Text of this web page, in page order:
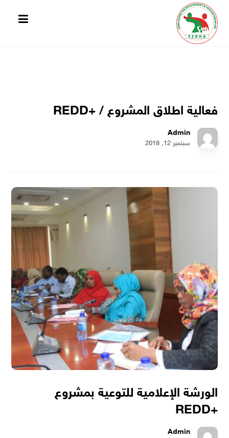
فعالية اطلاق المشروع / +REDD
Admin
سبتمبر 12, 2018
الورشة الإعلامية للتوعية بمشروع
+REDD
Admin